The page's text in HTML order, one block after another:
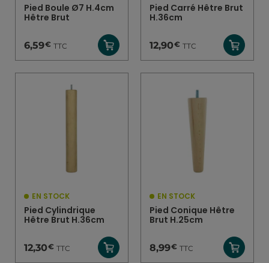
Pied Boule Ø7 H.4cm
Hêtre Brut
6,59€ TTC
Pied Carré Hêtre Brut
H.36cm
12,90€ TTC
EN STOCK
Pied Cylindrique
Hêtre Brut H.36cm
12,30€ TTC
EN STOCK
Pied Conique Hêtre
Brut H.25cm
8,99€ TTC